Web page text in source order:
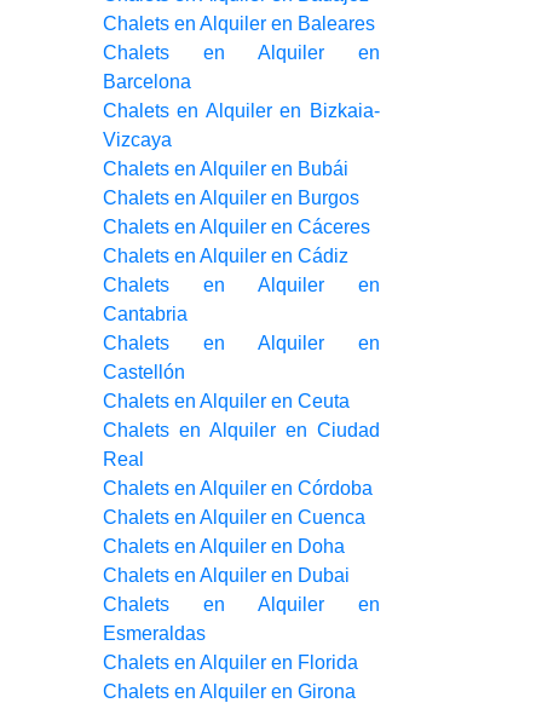
Chalets en Alquiler en Baleares
Chalets en Alquiler en
Barcelona
Chalets en Alquiler en Bizkaia-
Vizcaya
Chalets en Alquiler en Bubái
Chalets en Alquiler en Burgos
Chalets en Alquiler en Cáceres
Chalets en Alquiler en Cádiz
Chalets en Alquiler en
Cantabria
Chalets en Alquiler en
Castellón
Chalets en Alquiler en Ceuta
Chalets en Alquiler en Ciudad
Real
Chalets en Alquiler en Córdoba
Chalets en Alquiler en Cuenca
Chalets en Alquiler en Doha
Chalets en Alquiler en Dubai
Chalets en Alquiler en
Esmeraldas
Chalets en Alquiler en Florida
Chalets en Alquiler en Girona